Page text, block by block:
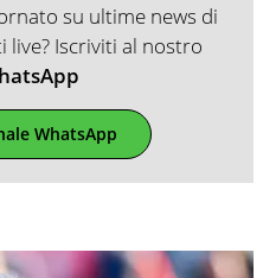
su ultime news di
Iscriviti al nostro
WhatsApp